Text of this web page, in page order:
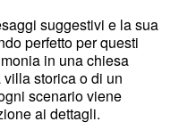
suggestivi e la sua
perfetto per questi
in una chiesa
storica o di un
scenario viene
ai dettagli.